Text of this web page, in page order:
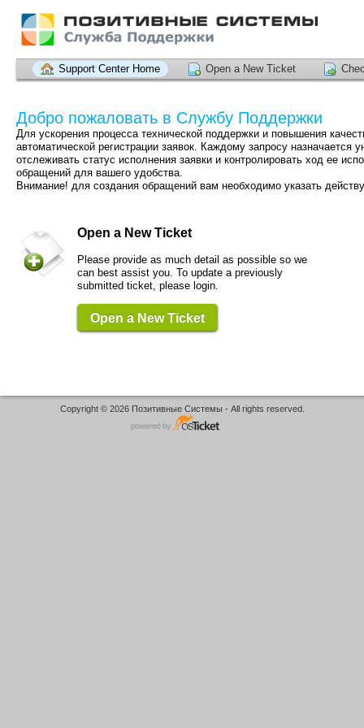
Support Center Home Open a New Ticket
Добро пожаловать в Службу Поддержки
Для ускорения процесса технической поддержки и повышения
автоматической регистрации заявок. Каждому запросу
отслеживать статус исполнения заявки и контролировать ход ее
обращений для вашего удобства.
Внимание! для создания обращений вам необходимо указать
Open a New Ticket
Please provide as much detail as possible so we
can best assist you. To update a previously
submitted ticket, please login.
Open a New Ticket
Copyright © 2026 Позитивные Системы - All rights reserved.